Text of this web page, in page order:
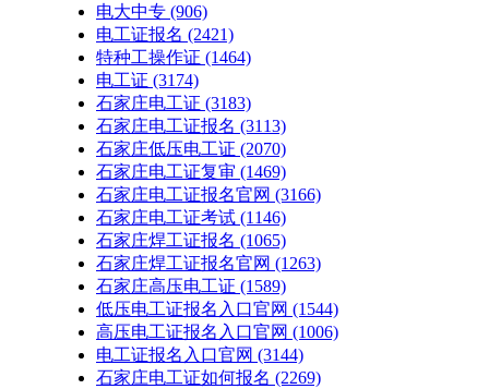
电大中专 (906)
电工证报名 (2421)
特种工操作证 (1464)
电工证 (3174)
石家庄电工证 (3183)
石家庄电工证报名 (3113)
石家庄低压电工证 (2070)
石家庄电工证复审 (1469)
石家庄电工证报名官网 (3166)
石家庄电工证考试 (1146)
石家庄焊工证报名 (1065)
石家庄焊工证报名官网 (1263)
石家庄高压电工证 (1589)
低压电工证报名入口官网 (1544)
高压电工证报名入口官网 (1006)
电工证报名入口官网 (3144)
石家庄电工证如何报名 (2269)